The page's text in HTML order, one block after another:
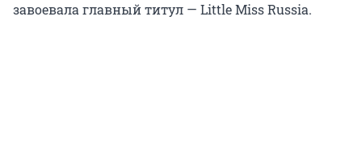
завоевала главный титул — Little Miss Russia.